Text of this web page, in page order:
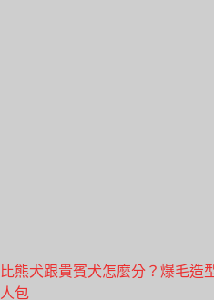
比熊犬跟貴賓犬怎麼分？爆毛造
人包